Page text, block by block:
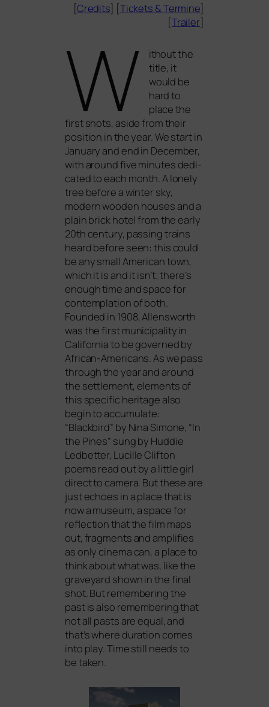
[Credits] [Tickets &Termine]
[Trailer]
W
ithout the
title, it
would be
hard to
place the
first shots, asi­de from their
posi­ti­on in the year. We start in
January and end in December,
with around five minu­tes dedi­
ca­ted to each month. A lonely
tree befo­re a win­ter sky,
modern woo­den hou­ses and a
plain brick hotel from the ear­ly
20th cen­tu­ry, pas­sing trains
heard befo­re seen: this could
be any small American town,
which it is and it isn’t; there’s
enough time and space for
con­tem­pla­ti­on of both.
Founded in 1908, Allensworth
was the first muni­ci­pa­li­ty in
California to be gover­ned by
African-Americans. As we pass
through the year and around
the sett­le­ment, ele­ments of
this spe­ci­fic heri­ta­ge also
begin to accu­mu­la­te:
“Blackbird” by Nina Simone, “In
the Pines” sung by Huddie
Ledbetter, Lucille Clifton
poems read out by a litt­le girl
direct to came­ra. But the­se are
just echo­es in a place that is
now a muse­um, a space for
reflec­tion that the film maps
out, frag­ments and ampli­fies
as only cine­ma can, a place to
think about what was, like the
gra­vey­ard shown in the final
shot. But remem­be­ring the
past is also remem­be­ring that
not all pas­ts are equal, and
that’s whe­re dura­ti­on comes
into play. Time still needs to
be taken.